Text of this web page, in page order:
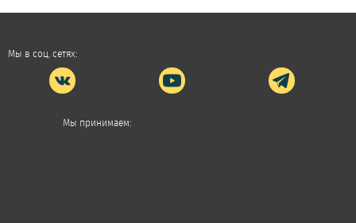
Мы в соц. сетях:
Мы принимаем: